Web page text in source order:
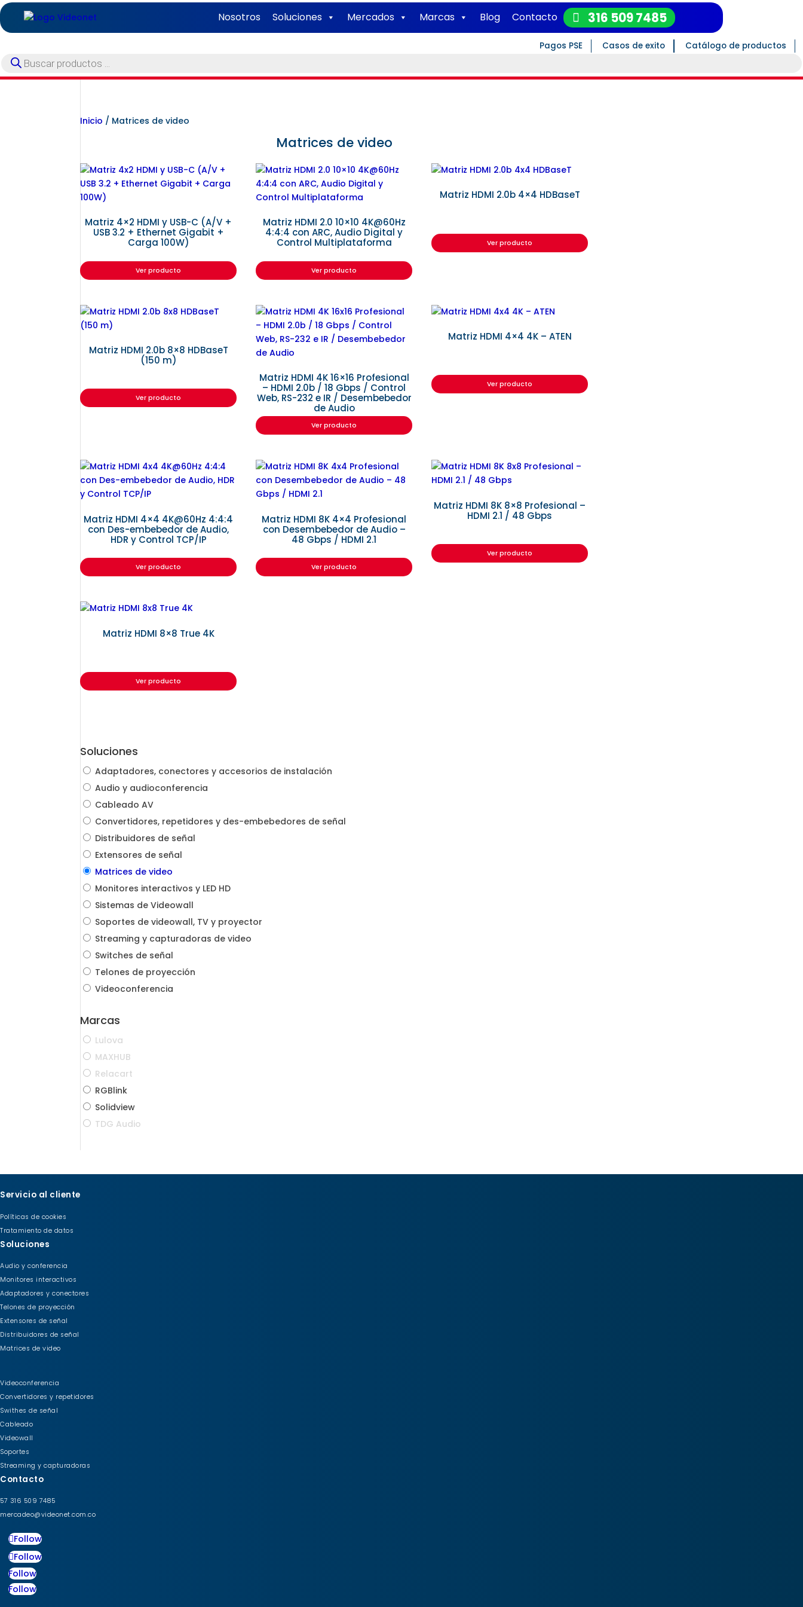
Nosotros Soluciones Mercados Marcas Blog Contacto 316 509 7485
Pagos PSE Casos de exito Catálogo de productos
Búsqueda
Inicio / Matrices de video
Matrices de video
Matriz 4×2 HDMI y USB-C (A/V +
USB 3.2 + Ethernet Gigabit +
Carga 100W)
Ver producto
Matriz HDMI 2.0 10×10 4K@60Hz
4:4:4 con ARC, Audio Digital y
Control Multiplataforma
Ver producto
Matriz HDMI 2.0b 4×4 HDBaseT
Ver producto
Matriz HDMI 2.0b 8×8 HDBaseT
(150 m)
Ver producto
Matriz HDMI 4K 16×16 Profesional
– HDMI 2.0b / 18 Gbps / Control
Web, RS-232 e IR / Desembebedor
de Audio
Ver producto
Matriz HDMI 4×4 4K – ATEN
Ver producto
Matriz HDMI 4×4 4K@60Hz 4:4:4
con Des-embebedor de Audio,
HDR y Control TCP/IP
Ver producto
Matriz HDMI 8K 4×4 Profesional
con Desembebedor de Audio –
48 Gbps / HDMI 2.1
Ver producto
Matriz HDMI 8K 8×8 Profesional –
HDMI 2.1 / 48 Gbps
Ver producto
Matriz HDMI 8×8 True 4K
Ver producto
Soluciones
Adaptadores, conectores y accesorios de instalación
Audio y audioconferencia
Cableado AV
Convertidores, repetidores y des-embebedores de señal
Distribuidores de señal
Extensores de señal
Matrices de video
Monitores interactivos y LED HD
Sistemas de Videowall
Soportes de videowall, TV y proyector
Streaming y capturadoras de video
Switches de señal
Telones de proyección
Videoconferencia
Marcas
Lulova
MAXHUB
Relacart
RGBlink
Solidview
TDG Audio
Servicio al cliente
Políticas de cookies
Tratamiento de datos
Soluciones
Audio y conferencia
Monitores interactivos
Adaptadores y conectores
Telones de proyección
Extensores de señal
Distribuidores de señal
Matrices de video
Videoconferencia
Convertidores y repetidores
Swithes de señal
Cableado
Videowall
Soportes
Streaming y capturadoras
Contacto
57 316 509 7485
mercadeo@videonet.com.co
Follow
Follow
Follow
Follow